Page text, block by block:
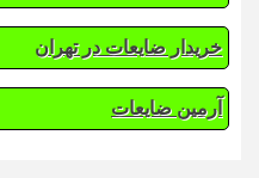
خریدار ضایعات در تهران
آرمین ضایعات